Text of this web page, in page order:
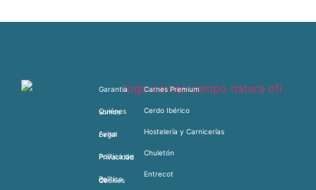
Garantia
Quiénes somos
Aviso Legal
Política de Privacidad
Política de Cookies
Carnes Premium
Cerdo Ibérico
Hostelería y Carnicerías
Chuletón
Entrecot